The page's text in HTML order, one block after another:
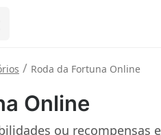
/ Roda da Fortuna Online
Online
ou recompensas